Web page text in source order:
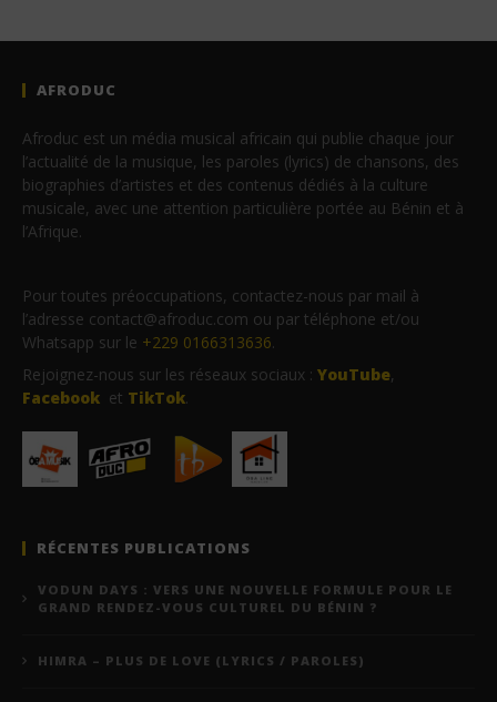
AFRODUC
Afroduc est un média musical africain qui publie chaque jour
l’actualité de la musique, les paroles (lyrics) de chansons, des
biographies d’artistes et des contenus dédiés à la culture
musicale, avec une attention particulière portée au Bénin et à
l’Afrique.
Pour toutes préoccupations, contactez-nous par mail à
l’adresse contact@afroduc.com ou par téléphone et/ou
Whatsapp sur le +229 0166313636.
Rejoignez-nous sur les réseaux sociaux : YouTube,
Facebook et TikTok.
RÉCENTES PUBLICATIONS
VODUN DAYS : VERS UNE NOUVELLE FORMULE POUR LE
GRAND RENDEZ-VOUS CULTUREL DU BÉNIN ?
HIMRA – PLUS DE LOVE (LYRICS / PAROLES)